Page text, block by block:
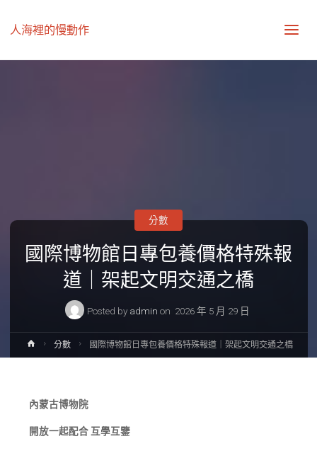
人海裡的慢動作
國際博物館日專包養價格特殊報
道｜架起文明交通之橋
Posted by admin on 2026 年 5 月 29 日
分數
Home分數 國際博物館日專包養價格特殊報道｜架起文明交通之橋
內蒙古博物院
開放一起配合 互學互鑒